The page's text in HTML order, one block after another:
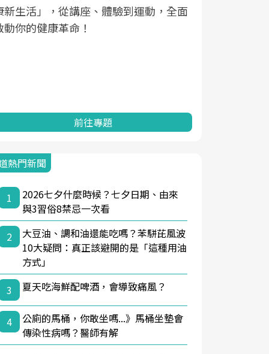
透過醫學觀點與日常感受的對話，建立對
亞健康的認知，進而引導實際的改善行
前往專題
熱門新聞
1
2026七夕什麼時候？七夕日期、由來
與3習俗8禁忌一次看
2
大豆油、調和油還能吃嗎？苯駢芘風波
10大疑問：真正該避開的是「這種用油
方式」
3
夏天吃海鮮配啤酒，會導致痛風？
4
公廁的馬桶，你敢坐嗎...》馬桶坐墊會
傳染性病嗎？醫師有解